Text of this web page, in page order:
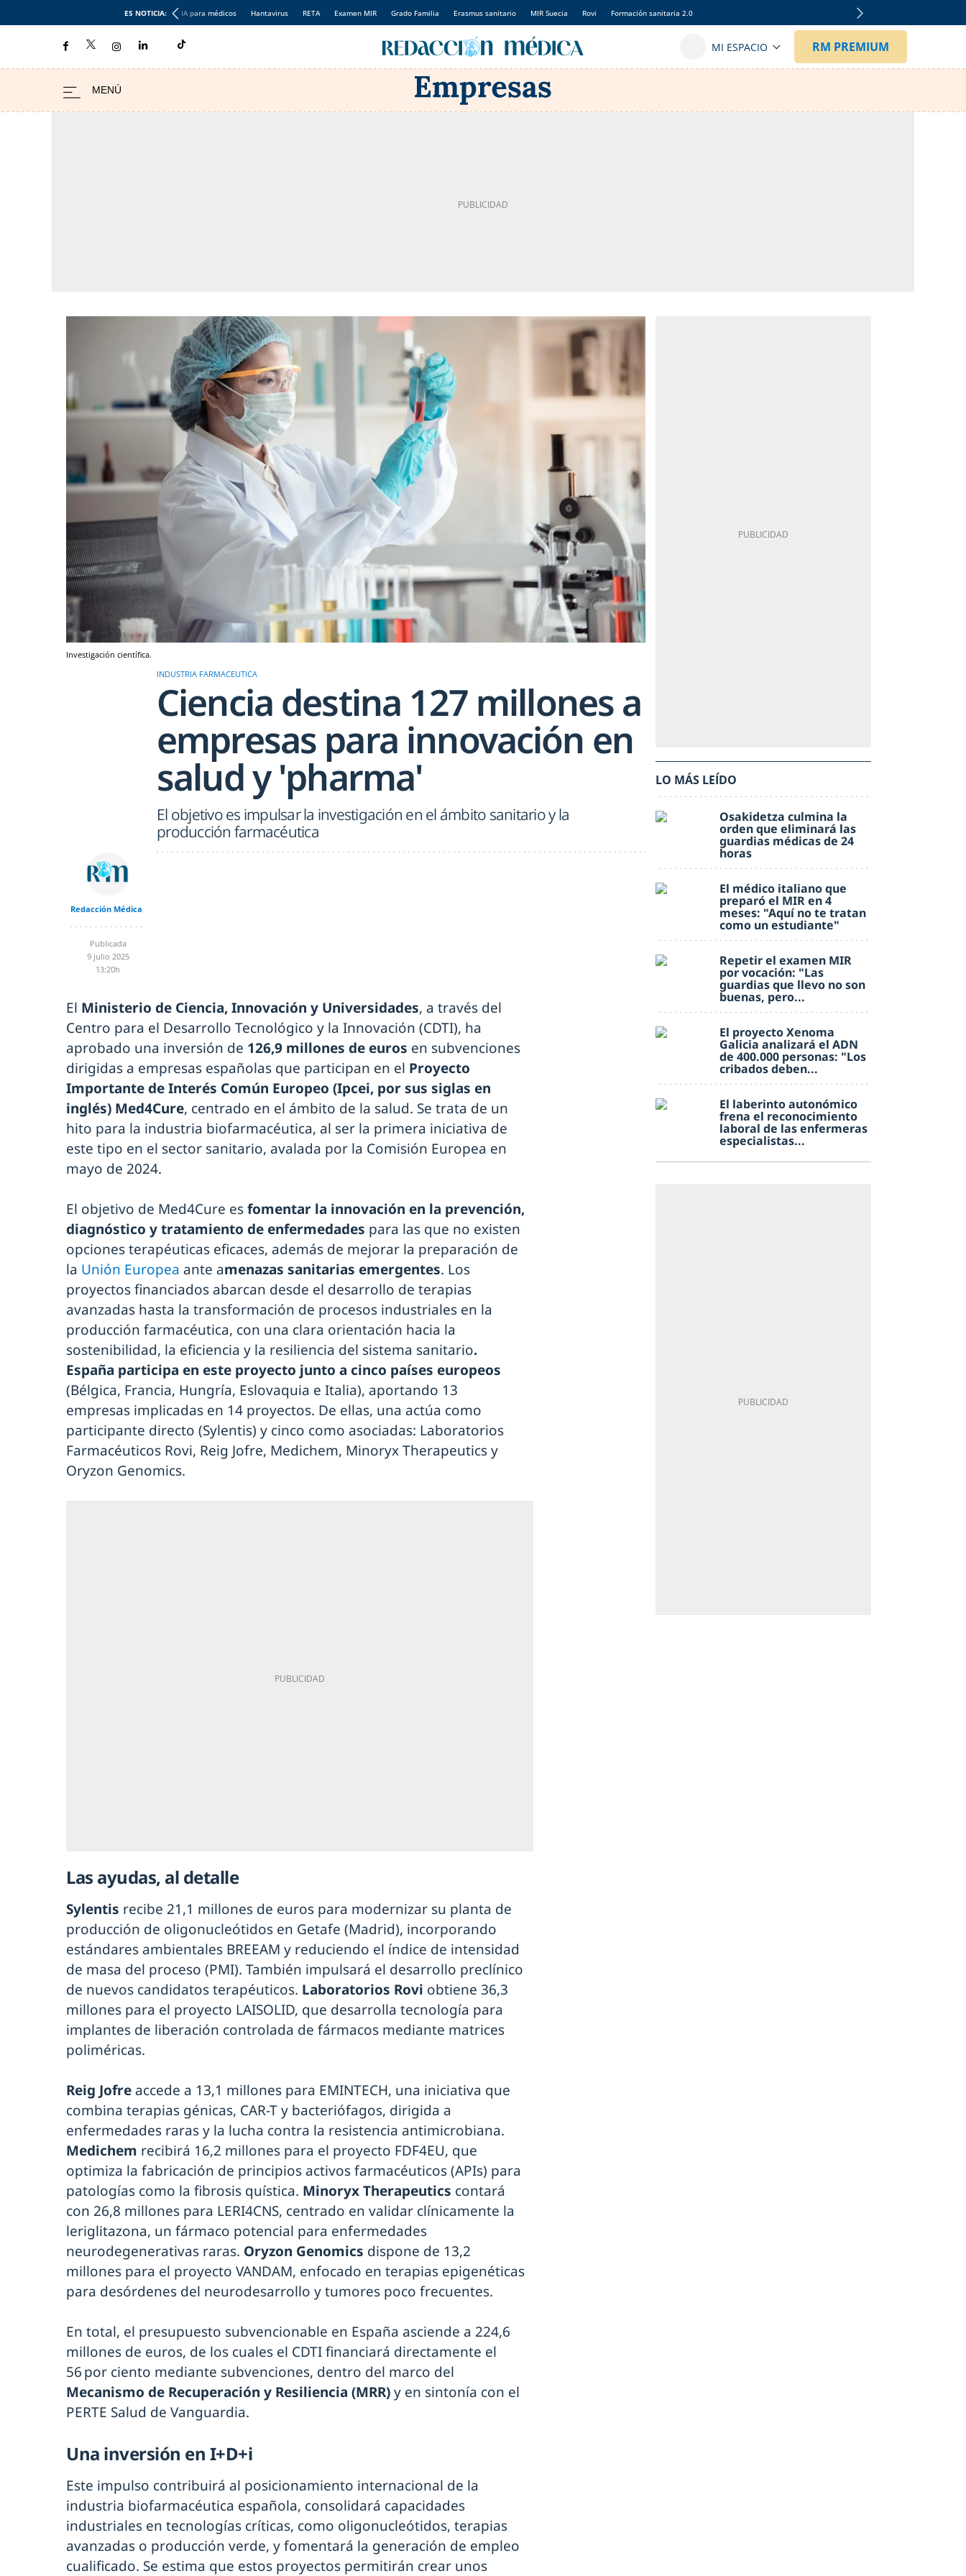
ES NOTICIA: IA para médicos Hantavirus RETA Examen MIR Grado Familia Erasmus sanitario MIR Suecia Rovi Formación sanitaria 2.0
Investigación científica.
INDUSTRIA FARMACEUTICA
Ciencia destina 127 millones a
empresas para innovación en
salud y 'pharma'
El objetivo es impulsar la investigación en el ámbito sanitario y la
producción farmacéutica
Redacción Médica
Publicada
9 julio 2025
13:20h
El Ministerio de Ciencia, Innovación y Universidades, a través del
Centro para el Desarrollo Tecnológico y la Innovación (CDTI), ha
aprobado una inversión de 126,9 millones de euros en subvenciones
dirigidas a empresas españolas que participan en el Proyecto
Importante de Interés Común Europeo (Ipcei, por sus siglas en
inglés) Med4Cure, centrado en el ámbito de la salud. Se trata de un
hito para la industria biofarmacéutica, al ser la primera iniciativa de
este tipo en el sector sanitario, avalada por la Comisión Europea en
mayo de 2024.
El objetivo de Med4Cure esfomentar la innovación en la prevención,
diagnóstico y tratamiento de enfermedades para las que no existen
opciones terapéuticas eficaces, además de mejorar la preparación de
la Unión Europea ante amenazas sanitarias emergentes. Los
proyectos financiados abarcan desde el desarrollo de terapias
avanzadas hasta la transformación de procesos industriales en la
producción farmacéutica, con una clara orientación hacia la
sostenibilidad, la eficiencia y la resiliencia del sistema sanitario.
España participa en este proyecto junto a cinco países europeos
(Bélgica, Francia, Hungría, Eslovaquia e Italia), aportando 13
empresas implicadas en 14 proyectos. De ellas, una actúa como
participante directo (Sylentis) y cinco como asociadas: Laboratorios
Farmacéuticos Rovi, Reig Jofre, Medichem, Minoryx Therapeutics y
Oryzon Genomics.
Las ayudas, al detalle
Sylentis recibe 21,1 millones de euros para modernizar su planta de
producción de oligonucleótidos en Getafe (Madrid), incorporando
estándares ambientales BREEAM y reduciendo el índice de intensidad
de masa del proceso (PMI). También impulsará el desarrollo preclínico
de nuevos candidatos terapéuticos. Laboratorios Rovi obtiene 36,3
millones para el proyecto LAISOLID, que desarrolla tecnología para
implantes de liberación controlada de fármacos mediante matrices
poliméricas.
Reig Jofre accede a 13,1 millones para EMINTECH, una iniciativa que
combina terapias génicas, CAR-T y bacteriófagos, dirigida a
enfermedades raras y la lucha contra la resistencia antimicrobiana.
Medichem recibirá 16,2 millones para el proyecto FDF4EU, que
optimiza la fabricación de principios activos farmacéuticos (APIs) para
patologías como la fibrosis quística. Minoryx Therapeutics contará
con 26,8 millones para LERI4CNS, centrado en validar clínicamente la
leriglitazona, un fármaco potencial para enfermedades
neurodegenerativas raras. Oryzon Genomics dispone de 13,2
millones para el proyecto VANDAM, enfocado en terapias epigenéticas
para desórdenes del neurodesarrollo y tumores poco frecuentes.
En total, el presupuesto subvencionable en España asciende a 224,6
millones de euros, de los cuales el CDTI financiará directamente el
56 por ciento mediante subvenciones, dentro del marco del
Mecanismo de Recuperación y Resiliencia (MRR)y en sintonía con el
PERTE Salud de Vanguardia.
Una inversión en I+D+i
Este impulso contribuirá al posicionamiento internacional de la
industria biofarmacéutica española, consolidará capacidades
industriales en tecnologías críticas, como oligonucleótidos, terapias
avanzadas o producción verde, y fomentará la generación de empleo
cualificado. Se estima que estos proyectos permitirán crear unos
LO MÁS LEÍDO
Osakidetza culmina la
orden que eliminará las
guardias médicas de 24
horas
El médico italiano que
preparó el MIR en 4
meses: "Aquí no te tratan
como un estudiante"
Repetir el examen MIR
por vocación: "Las
guardias que llevo no son
buenas, pero...
El proyecto Xenoma
Galicia analizará el ADN
de 400.000 personas: "Los
cribados deben...
El laberinto autonómico
frena el reconocimiento
laboral de las enfermeras
especialistas...